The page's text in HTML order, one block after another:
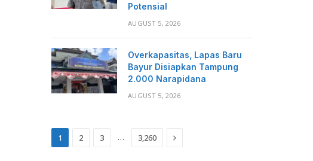
Potensial
AUGUST 5, 2026
Overkapasitas, Lapas Baru
Bayur Disiapkan Tampung
2.000 Narapidana
AUGUST 5, 2026
1 2 3 … 3,260 Next